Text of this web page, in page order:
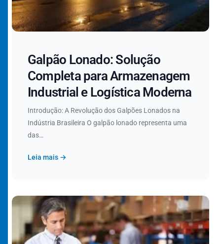
Galpão Lonado: Solução
Completa para Armazenagem
Industrial e Logística Moderna
Introdução: A Revolução dos Galpões Lonados na
Indústria Brasileira O galpão lonado representa uma
das…
Leia mais →